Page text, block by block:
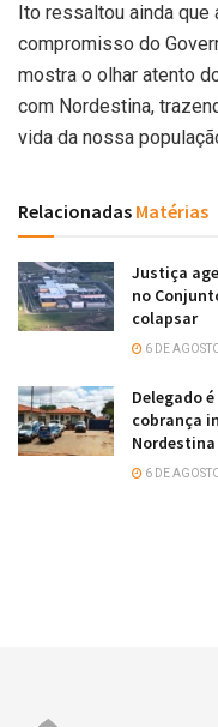
Ito ressaltou ainda
compromisso do
mostra o olhar atento
com Nordestina,
vida da nossa
Relacionadas Matérias
Justiça
no
colapsar
6 DE
Delegado
cobrança
Nordestina
6 DE